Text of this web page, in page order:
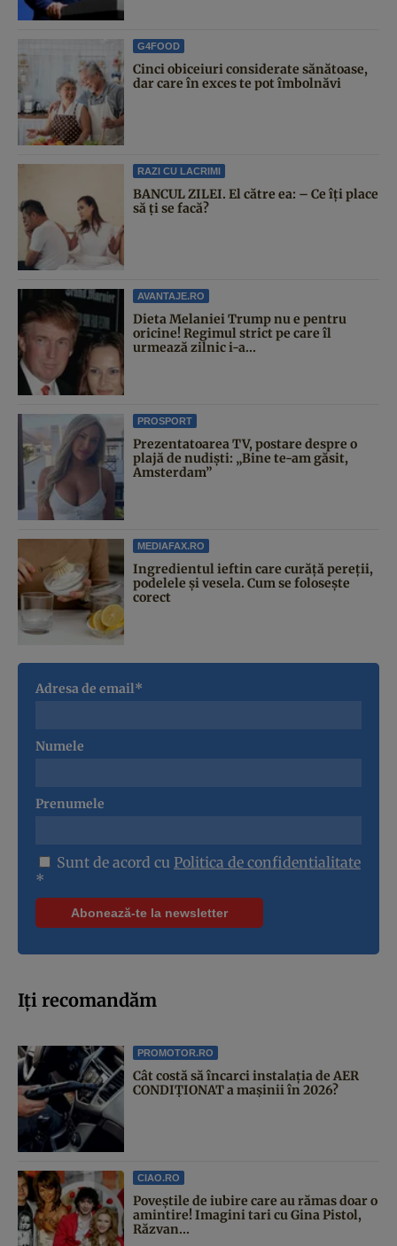
G4FOOD
Cinci obiceiuri considerate sănătoase,
dar care în exces te pot îmbolnăvi
RAZI CU LACRIMI
BANCUL ZILEI. El către ea: – Ce îți place
să ți se facă?
AVANTAJE.RO
Dieta Melaniei Trump nu e pentru
oricine! Regimul strict pe care îl
urmează zilnic i-a...
PROSPORT
Prezentatoarea TV, postare despre o
plajă de nudiști: „Bine te-am găsit,
Amsterdam”
MEDIAFAX.RO
Ingredientul ieftin care curăță pereții,
podelele și vesela. Cum se folosește
corect
Adresa de email*
Numele
Prenumele
Sunt de acord cu Politica de confidentialitate
*
Iți recomandăm
PROMOTOR.RO
Cât costă să încarci instalația de AER
CONDIȚIONAT a mașinii în 2026?
CIAO.RO
Poveştile de iubire care au rămas doar o
amintire! Imagini tari cu Gina Pistol,
Răzvan...